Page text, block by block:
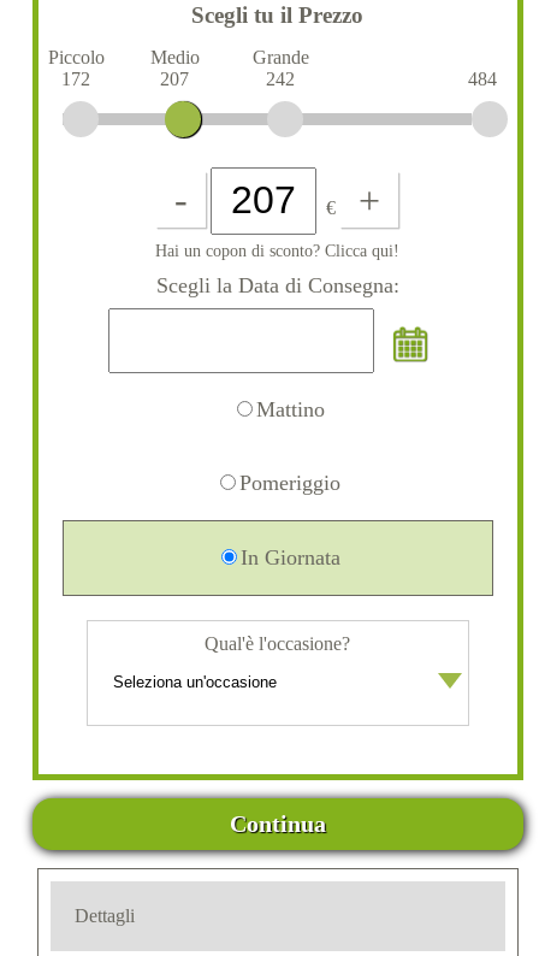
Scegli tu il Prezzo
Piccolo
172
Medio
207
Grande
242
484
- € +
Hai un copon di sconto? Clicca qui!
Scegli la Data di Consegna:
Mattino
Pomeriggio
In Giornata
Qual'è l'occasione?
Continua
Dettagli